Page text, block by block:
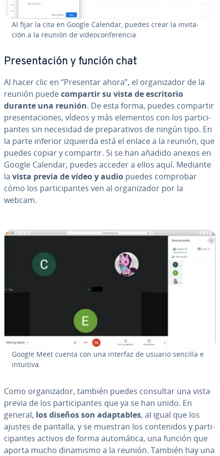
Al fijar la cita en Google Calendar, puedes crear la in­vi­ta­
ción a la reunión de vi­deo­co­n­fe­re­n­cia.
Pre­se­n­ta­ción y función chat
Al hacer clic en “Presentar ahora”, el or­ga­ni­za­dor de la
reunión puedecompartirsu vista de es­cri­to­rio
durante una reunión. De esta forma, puedes compartir
pre­se­n­ta­cio­nes, vídeos y más elementos con los pa­r­ti­ci­
pa­n­tes sin necesidad de pre­pa­ra­ti­vos de ningún tipo. En
la parte inferior izquierda está el enlace a la reunión, que
puedes copiar y compartir. Si se han añadido anexos en
Google Calendar, puedes acceder a ellos aquí. Mediante
la vista previa de vídeo y audio puedes comprobar
cómo los pa­r­ti­ci­pa­n­tes ven al or­ga­ni­za­dor por la
webcam.
Google Meet cuenta con una interfaz de usuario sencilla e
intuitiva.
Como or­ga­ni­za­dor, también puedes consultar una vista
previa de los pa­r­ti­ci­pa­n­tes que ya se han unido. En
general, los diseños son ada­p­ta­bles, al igual que los
ajustes de pantalla, y se muestran los co­n­te­ni­dos y pa­r­ti­
ci­pa­n­tes activos de forma au­to­má­ti­ca, una función que
aporta mucho dinamismo a la reunión. También hay una